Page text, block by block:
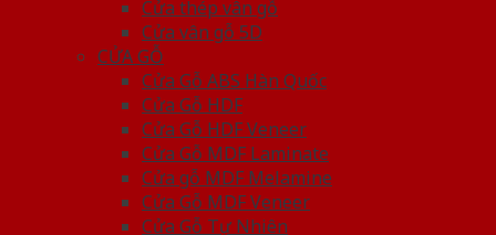
Cửa thép vân gỗ
Cửa vân gỗ 5D
CỬA GỖ
Cửa Gỗ ABS Hàn Quốc
Cửa Gỗ HDF
Cửa Gỗ HDF Veneer
Cửa Gỗ MDF Laminate
Cửa gỗ MDF Melamine
Cửa Gỗ MDF Veneer
Cửa Gỗ Tự Nhiên